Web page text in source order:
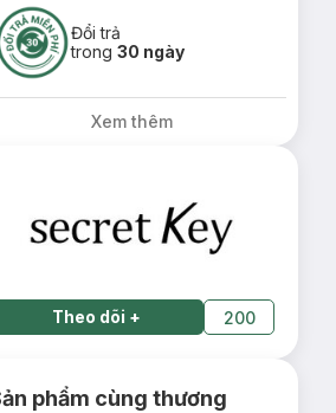
Đổi trả
trong30 ngày
Xem thêm
Theo dõi + 200
phẩm cùng thương